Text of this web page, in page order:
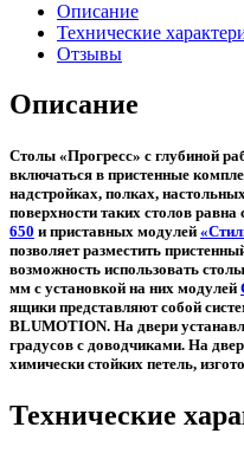
Описание
Технические
Отзывы
Описание
Столы «Прогресс» с глубиной
включаться в пристенные
надстройках, полках,
поверхности таких столов равна
650 и приставных модулей
позволяет разместить
возможность использовать
мм с установкой на них модулей
ящики представляют собой
BLUMOTION. На двери
градусов с доводчиками. На
химически стойких петель,
Технические